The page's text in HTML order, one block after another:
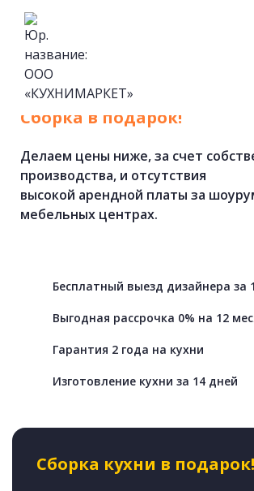
Кухни на заказ
Cборка в подарок!
Делаем цены ниже, за счет
производства, и отсутствия
высокой арендной платы за
мебельных центрах.
Бесплатный выезд дизайнера за
Выгодная рассрочка 0% на 12
Гарантия 2 года на кухни
Изготовление кухни за 14 дней
Сборка кухни в подарок!